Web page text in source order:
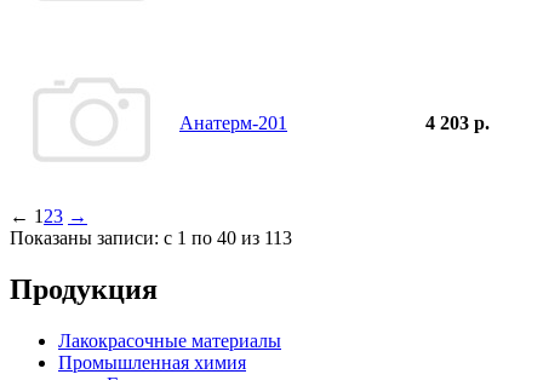
Анатерм-201 4 203 р.
← 1 23 →
Показаны записи: с 1 по 40 из 113
Продукция
Лакокрасочные материалы
Промышленная химия